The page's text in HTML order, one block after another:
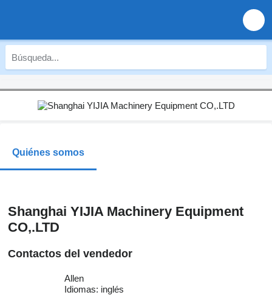
Quiénes somos
Shanghai YIJIA Machinery Equipment
CO,.LTD
Contactos del vendedor
Allen
Idiomas: inglés